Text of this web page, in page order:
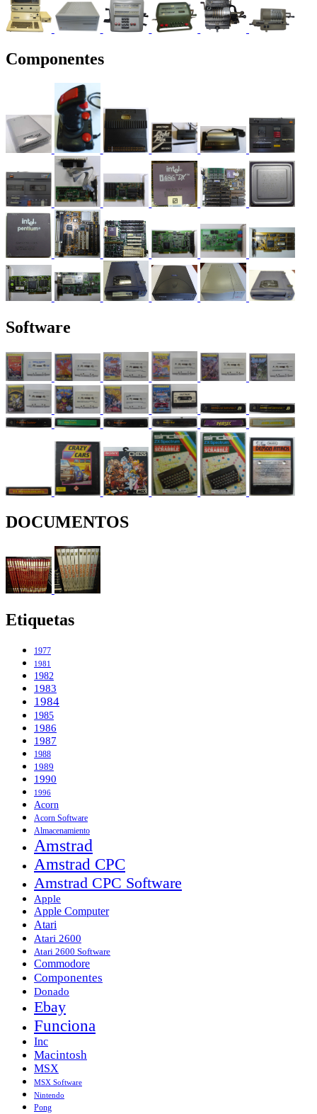
Componentes
Software
DOCUMENTOS
Etiquetas
1977
1981
1982
1983
1984
1985
1986
1987
1988
1989
1990
1996
Acorn
Acorn Software
Almacenamiento
Amstrad
Amstrad CPC
Amstrad CPC Software
Apple
Apple Computer
Atari
Atari 2600
Atari 2600 Software
Commodore
Componentes
Donado
Ebay
Funciona
Inc
Macintosh
MSX
MSX Software
Nintendo
Pong